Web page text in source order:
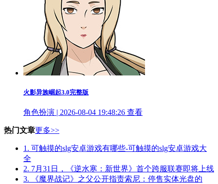
火影异族崛起3.0完整版
角色扮演 | 2026-08-04 19:48:26 查看
热门文章更多>>
1. 可触摸的slg安卓游戏有哪些-可触摸的slg安卓游戏大
全
2. 7月31日，《逆水寒：新世界》首个跨服联赛即将上线
3. 《魔界战记》之父公开指责索尼：停售实体光盘的